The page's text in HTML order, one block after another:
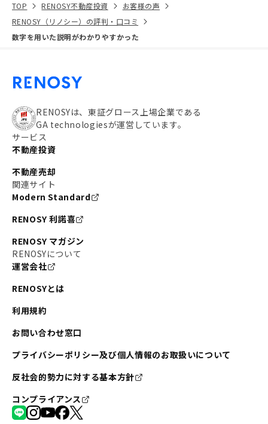
TOP RENOSY不動産投資
お客様の声
RENOSY（リノシー）の評判・口コミ
数字を用いた説明がわかりやすかった
RENOSYは、東証グロース上場企業である
GA technologiesが運営しています。
サービス
不動産投資
不動産売却
関連サイト
Modern Standard
RENOSY 利諾喜
RENOSY マガジン
RENOSYについて
運営会社
RENOSYとは
利用規約
お問い合わせ窓口
プライバシーポリシー及び個人情報のお取扱いについて
反社会的勢力に対する基本方針
コンプライアンス